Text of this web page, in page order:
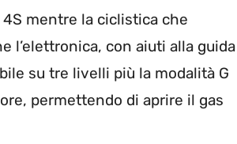
mentre la ciclistica che
l’elettronica, con aiuti alla guida
su tre livelli più la modalità G
permettendo di aprire il gas